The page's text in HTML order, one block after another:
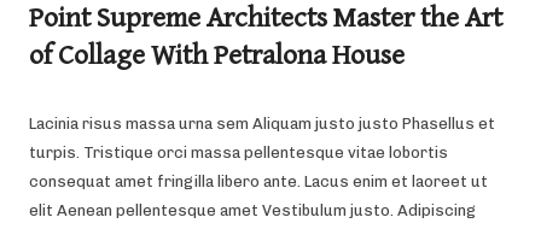
Point Supreme Architects Master the Art
of Collage With Petralona House
Lacinia risus massa urna sem Aliquam justo justo Phasellus et
turpis. Tristique orci massa pellentesque vitae lobortis
consequat amet fringilla libero ante. Lacus enim et laoreet ut
elit Aenean pellentesque amet Vestibulum justo. Adipiscing